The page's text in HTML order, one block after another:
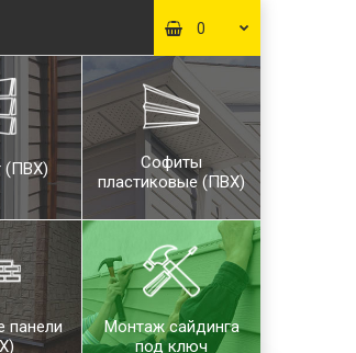
0
(ПВХ)
Софиты
пластиковые (ПВХ)
панели
Монтаж сайдинга
под ключ